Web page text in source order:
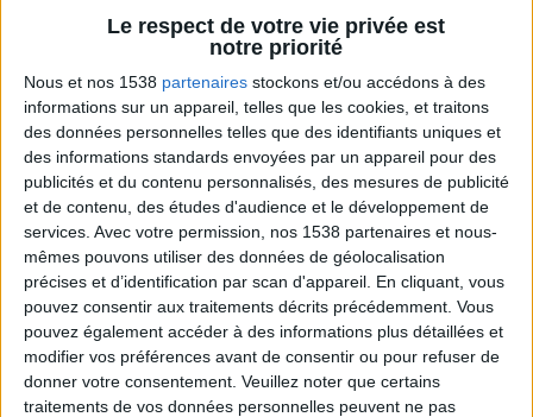
Le respect de votre vie privée est
notre priorité
Nous et nos 1538 partenaires stockons et/ou accédons à des
informations sur un appareil, telles que les cookies, et traitons
des données personnelles telles que des identifiants uniques et
des informations standards envoyées par un appareil pour des
publicités et du contenu personnalisés, des mesures de publicité
et de contenu, des études d'audience et le développement de
services. Avec votre permission, nos 1538 partenaires et nous-
mêmes pouvons utiliser des données de géolocalisation
précises et d’identification par scan d'appareil. En cliquant, vous
pouvez consentir aux traitements décrits précédemment. Vous
pouvez également accéder à des informations plus détaillées et
modifier vos préférences avant de consentir ou pour refuser de
donner votre consentement. Veuillez noter que certains
traitements de vos données personnelles peuvent ne pas
Savane, LU, Pepito, Harrys... Que valent vraiment
ces gâteaux ?
Webinaires en direct Voir tout